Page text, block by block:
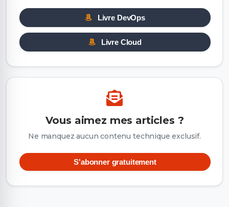
Livre DevOps
Livre Cloud
Vous aimez mes articles ?
Ne manquez aucun contenu technique exclusif.
S'abonner gratuitement